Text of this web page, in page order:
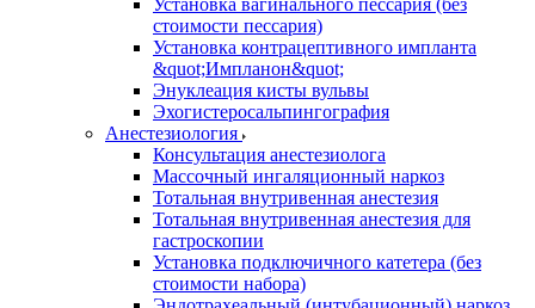
Установка вагинального пессария (без
стоимости пессария)
Установка контрацептивного импланта
&quot;Импланон&quot;
Энуклеация кисты вульвы
Эхогистеросальпингография
Анестезиология
Консультация анестезиолога
Массочный ингаляционный наркоз
Тотальная внутривенная анестезия
Тотальная внутривенная анестезия для
гастроскопии
Установка подключичного катетера (без
стоимости набора)